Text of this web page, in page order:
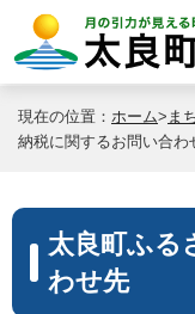
現在の位置： ホーム> ま
納税に関するお問い合わ
太良町ふる
わせ先